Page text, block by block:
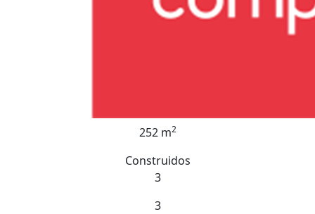
252 m2
Construidos
3
3